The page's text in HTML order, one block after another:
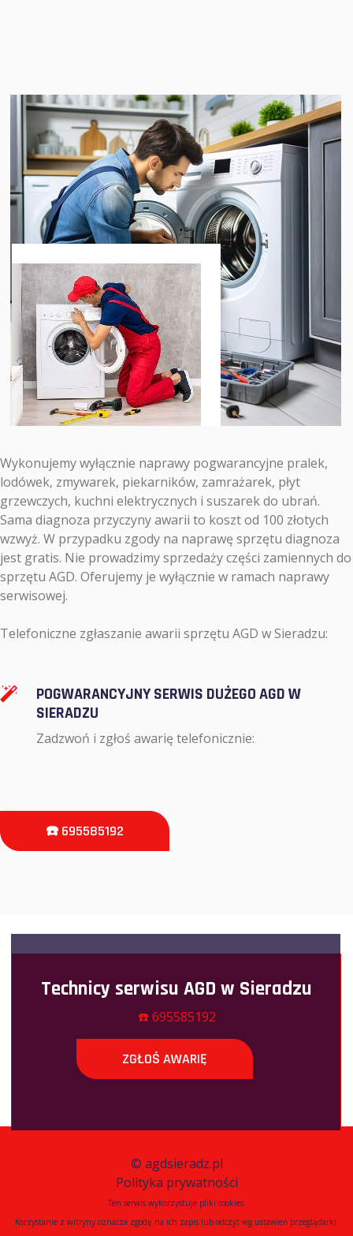
Wykonujemy wyłącznie naprawy pogwarancyjne pralek,
lodówek, zmywarek, piekarników, zamrażarek, płyt
grzewczych, kuchni elektrycznych i suszarek do ubrań.
Sama diagnoza przyczyny awarii to koszt od 100 złotych
wzwyż. W przypadku zgody na naprawę sprzętu diagnoza
jest gratis. Nie prowadzimy sprzedaży części zamiennych do
sprzętu AGD. Oferujemy je wyłącznie w ramach naprawy
serwisowej.
Telefoniczne zgłaszanie awarii sprzętu AGD w Sieradzu:
POGWARANCYJNY SERWIS DUŻEGO AGD W
SIERADZU
Zadzwoń i zgłoś awarię telefonicznie:
☎️ 695585192
Technicy serwisu AGD w Sieradzu
☎️ 695585192
ZGŁOŚ AWARIĘ
© agdsieradz.pl
Polityka prywatności
Ten serwis wykorzystuje pliki cookies.
Korzystanie z witryny oznacza zgodę na ich zapis lub odczyt wg ustawień przeglądarki.